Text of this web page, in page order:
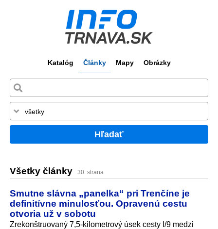
Katalóg Články Mapy Obrázky
Hľadať
Všetky články 30. strana
Smutne slávna „panelka“ pri Trenčíne je
definitívne minulosťou. Opravenú cestu
otvoria už v sobotu
Zrekonštruovaný 7,5-kilometrový úsek cesty I/9 medzi